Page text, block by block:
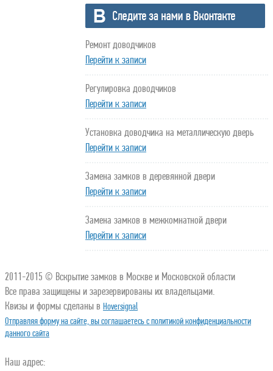
Ремонт доводчиков
Перейти к записи
Регулировка доводчиков
Перейти к записи
Установка доводчика на металлическую дверь
Перейти к записи
Замена замков в деревянной двери
Перейти к записи
Замена замков в межкомнатной двери
Перейти к записи
2011-2015 © Вскрытие замков в Москве и Московской области
Все права защищены и зарезервированы их владельцами.
Квизы и формы сделаны в Hoversignal
Отправляя форму на сайте, вы соглашаетесь с политикой конфиденциальности
данного сайта
Наш адрес: